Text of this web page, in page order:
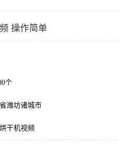
操作简单
个
潍坊诸城市
干机视频